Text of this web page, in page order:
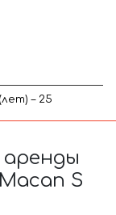
– 25
S